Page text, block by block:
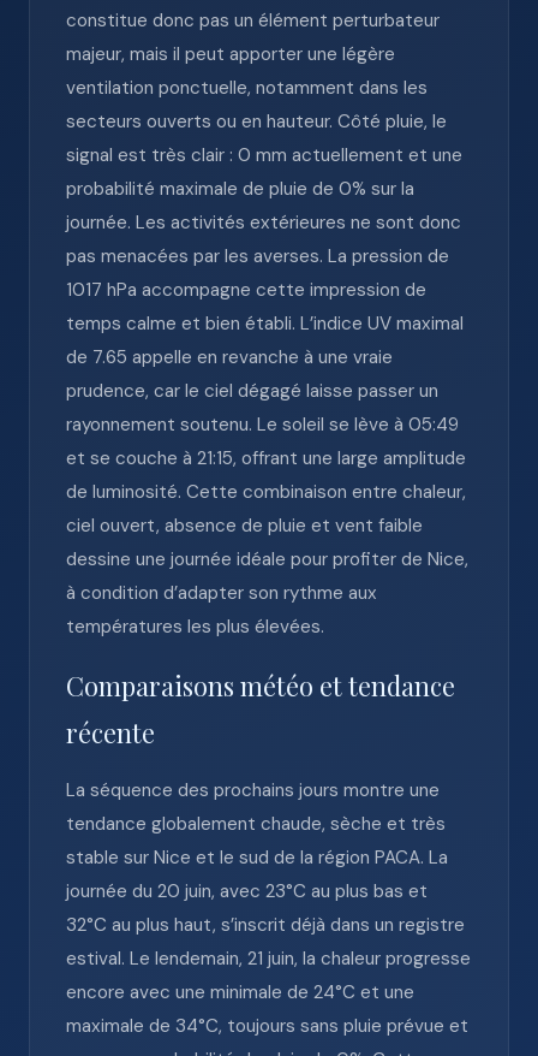
constitue donc pas un élément perturbateur
majeur, mais il peut apporter une légère
ventilation ponctuelle, notamment dans les
secteurs ouverts ou en hauteur. Côté pluie, le
signal est très clair : 0 mm actuellement et une
probabilité maximale de pluie de 0% sur la
journée. Les activités extérieures ne sont donc
pas menacées par les averses. La pression de
1017 hPa accompagne cette impression de
temps calme et bien établi. L’indice UV maximal
de 7.65 appelle en revanche à une vraie
prudence, car le ciel dégagé laisse passer un
rayonnement soutenu. Le soleil se lève à 05:49
et se couche à 21:15, offrant une large amplitude
de luminosité. Cette combinaison entre chaleur,
ciel ouvert, absence de pluie et vent faible
dessine une journée idéale pour profiter de Nice,
à condition d’adapter son rythme aux
températures les plus élevées.
Comparaisons météo et tendance
récente
La séquence des prochains jours montre une
tendance globalement chaude, sèche et très
stable sur Nice et le sud de la région PACA. La
journée du 20 juin, avec 23°C au plus bas et
32°C au plus haut, s’inscrit déjà dans un registre
estival. Le lendemain, 21 juin, la chaleur progresse
encore avec une minimale de 24°C et une
maximale de 34°C, toujours sans pluie prévue et